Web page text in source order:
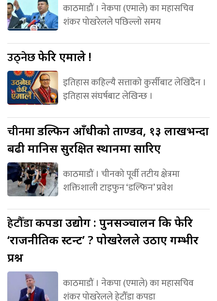
काठमाडौं । नेकपा (एमाले) का महासचिव
शंकर पोखरेलले पछिल्लो समय
उठ्नेछफेरि एमाले !
इतिहास कहिल्यै सत्ताको कुर्सीबाट लेखिँदैन ।
इतिहास संघर्षबाट लेखिन्छ ।
चीनमाडल्फिन आँधीको ताण्डव, १३ लाखभन्दा
बढी मानिस सुरक्षित स्थानमा सारिए
काठमाडौं । चीनको पूर्वी तटीय क्षेत्रमा
शक्तिशाली टाइफुन ‘डल्फिन’ प्रवेश
हेटौँडाकपडा उद्योग : पुनसञ्चालन कि फेरि
‘राजनीतिक स्टन्ट’ ? पोखरेलले उठाए गम्भीर
प्रश्न
काठमाडौं । नेकपा (एमाले) का महासचिव
शंकर पोखरेलले हेटौँडा कपडा